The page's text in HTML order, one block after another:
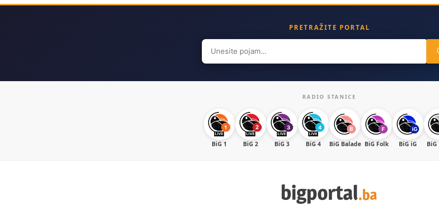
PRETRAŽITE PORTAL
Search
for:
RADIO STANICE
BiG 1 BiG 2 BiG 3 BiG 4 BiG Balade BiG Folk BiG iG BiG